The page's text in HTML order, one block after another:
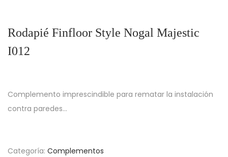
Rodapié Finfloor Style Nogal Majestic
I012
Complemento imprescindible para rematar la instalación
contra paredes…
Categoría: Complementos